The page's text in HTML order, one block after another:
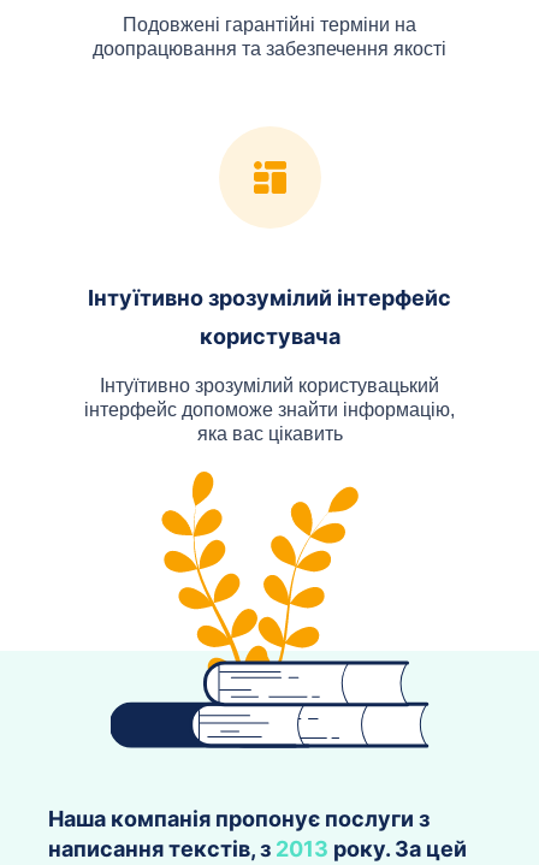
Подовжені гарантійні терміни на
доопрацювання та забезпечення якості
Інтуїтивно зрозумілий інтерфейс
користувача
Інтуїтивно зрозумілий користувацький
інтерфейс допоможе знайти інформацію,
яка вас цікавить
Наша компанія пропонує послуги з
написання текстів, з 2013 року. За цей